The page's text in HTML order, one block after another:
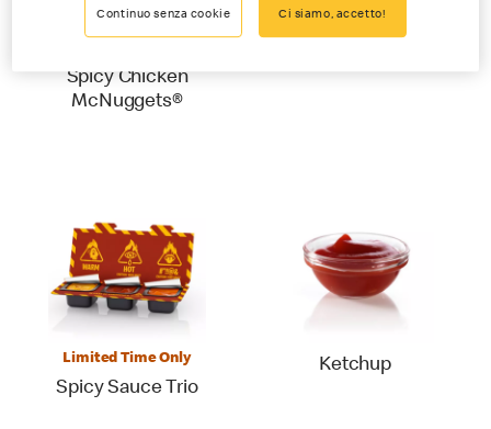
Spicy Chicken
McNuggets®
Limited Time Only
Spicy Sauce Trio
Ketchup
Continuo senza cookie Ci siamo, accetto!